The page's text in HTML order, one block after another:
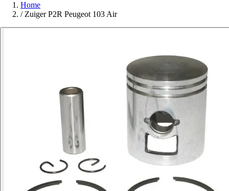
Home
/ Zuiger P2R Peugeot 103 Air